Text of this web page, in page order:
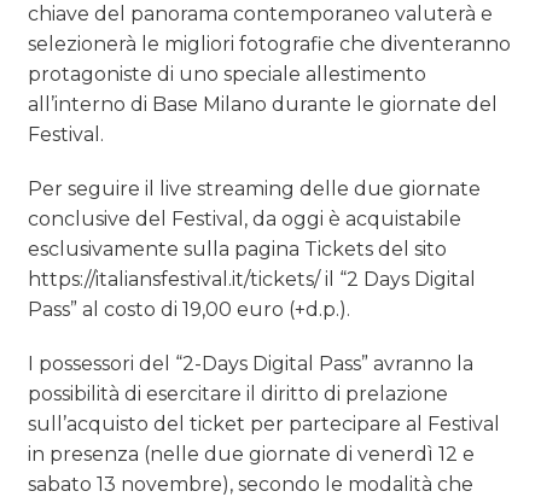
chiave del panorama contemporaneo valuterà e
selezionerà le migliori fotografie che diventeranno
protagoniste di uno speciale allestimento
all’interno di Base Milano durante le giornate del
Festival.
Per seguire il live streaming delle due giornate
conclusive del Festival, da oggi è acquistabile
esclusivamente sulla pagina Tickets del sito
https://italiansfestival.it/tickets/ il “2 Days Digital
Pass” al costo di 19,00 euro (+d.p.).
I possessori del “2-Days Digital Pass” avranno la
possibilità di esercitare il diritto di prelazione
sull’acquisto del ticket per partecipare al Festival
in presenza (nelle due giornate di venerdì 12 e
sabato 13 novembre), secondo le modalità che